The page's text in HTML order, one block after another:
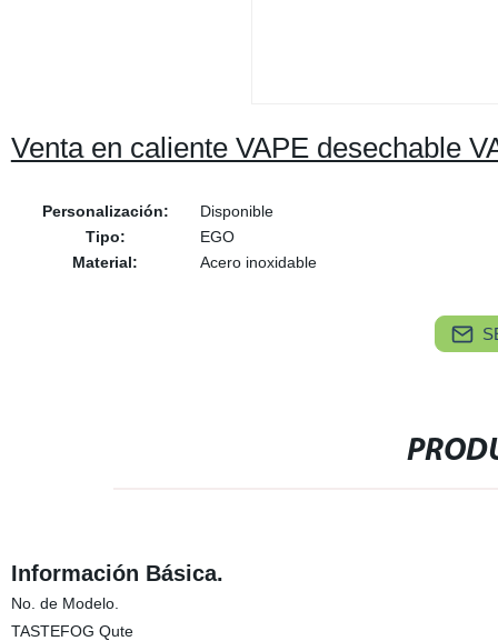
Venta en caliente VAPE desechable
Personalización:
Disponible
Tipo:
EGO
Material:
Acero inoxidable
Información Básica.
No. de Modelo.
TASTEFOG Qute